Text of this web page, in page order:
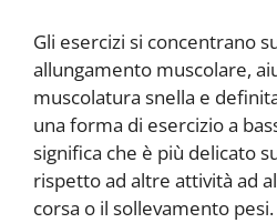
Gli esercizi si concentrano
allungamento muscolare,
muscolatura snella e
una forma di esercizio a
significa che è più delicato
rispetto ad altre attività ad
corsa o il sollevamento pesi.